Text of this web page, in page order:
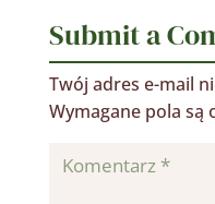
Submit a
Twój adres e-mail
Wymagane pola są